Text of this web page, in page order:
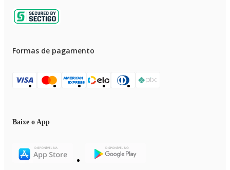
Formas de pagamento
Baixe o App